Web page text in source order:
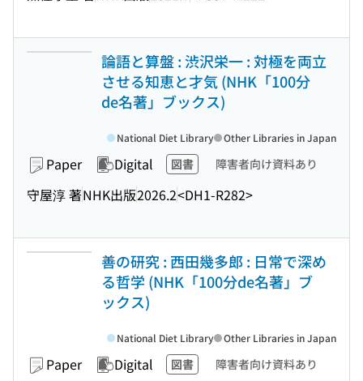
論語と算盤 : 渋沢栄一 : 対極を両立
させる知恵と才気 (NHK「100分
de名著」ブックス)
Paper Digital 図書 障害者向け資料あり
守屋淳 著NHK出版2026.2<DH1-R282>
National Diet Library Other Libraries in Japan
善の研究 : 西田幾多郎 : 日常で深め
る哲学 (NHK「100分de名著」ブ
ックス)
Paper Digital 図書 障害者向け資料あり
National Diet Library Other Libraries in Japan